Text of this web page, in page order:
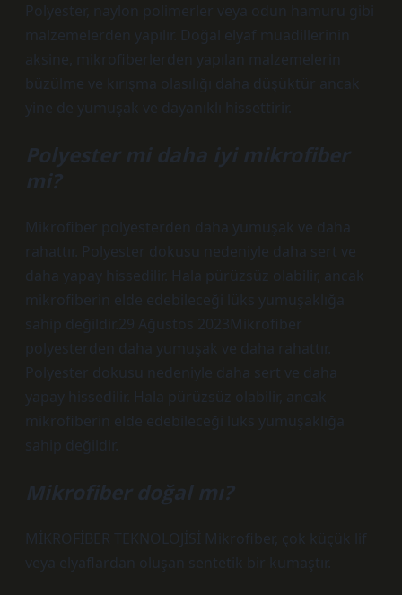
Polyester, naylon polimerler veya odun hamuru gibi
malzemelerden yapılır. Doğal elyaf muadillerinin
aksine, mikrofiberlerden yapılan malzemelerin
büzülme ve kırışma olasılığı daha düşüktür ancak
yine de yumuşak ve dayanıklı hissettirir.
Polyester mi daha iyi mikrofiber
mi?
Mikrofiber polyesterden daha yumuşak ve daha
rahattır. Polyester dokusu nedeniyle daha sert ve
daha yapay hissedilir. Hala pürüzsüz olabilir, ancak
mikrofiberin elde edebileceği lüks yumuşaklığa
sahip değildir.29 Ağustos 2023Mikrofiber
polyesterden daha yumuşak ve daha rahattır.
Polyester dokusu nedeniyle daha sert ve daha
yapay hissedilir. Hala pürüzsüz olabilir, ancak
mikrofiberin elde edebileceği lüks yumuşaklığa
sahip değildir.
Mikrofiber doğal mı?
MİKROFİBER TEKNOLOJİSİ Mikrofiber, çok küçük lif
veya elyaflardan oluşan sentetik bir kumaştır.